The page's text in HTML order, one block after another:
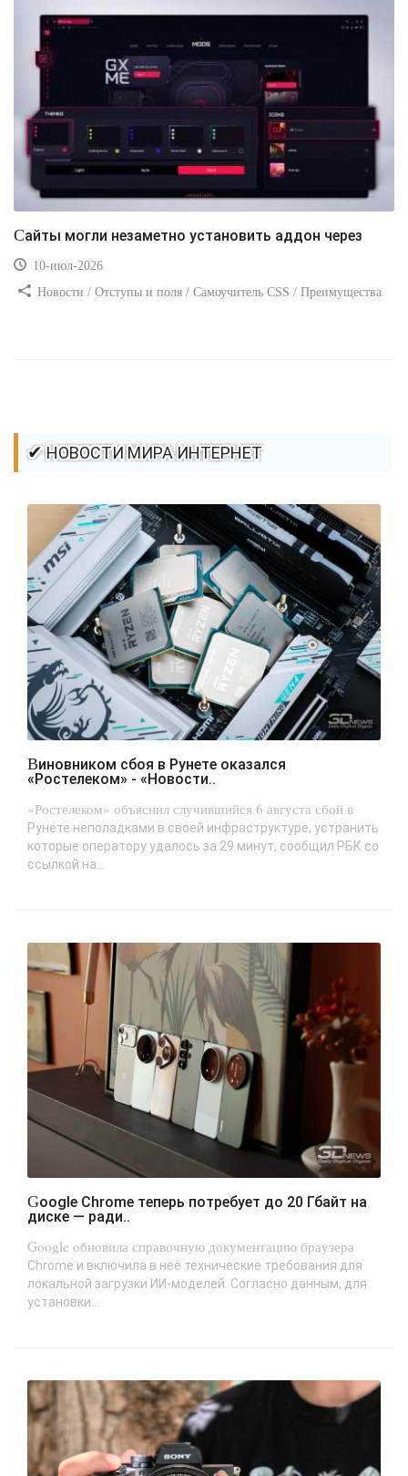
Сайты могли незаметно установить аддон через
10-июл-2026
Новости / Отступы и поля / Самоучитель CSS / Преимущества
✔ НОВОСТИ МИРА ИНТЕРНЕТ
Виновником сбоя в Рунете оказался
«Ростелеком» - «Новости..
«Ростелеком» объяснил случившийся 6 августа сбой в
Рунете неполадками в своей инфраструктуре, устранить
которые оператору удалось за 29 минут, сообщил РБК со
ссылкой на...
Google Chrome теперь потребует до 20 Гбайт на
диске — ради..
Google обновила справочную документацию браузера
Chrome и включила в неё технические требования для
локальной загрузки ИИ-моделей. Согласно данным, для
установки...